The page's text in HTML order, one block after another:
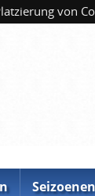
von
Seizoenen